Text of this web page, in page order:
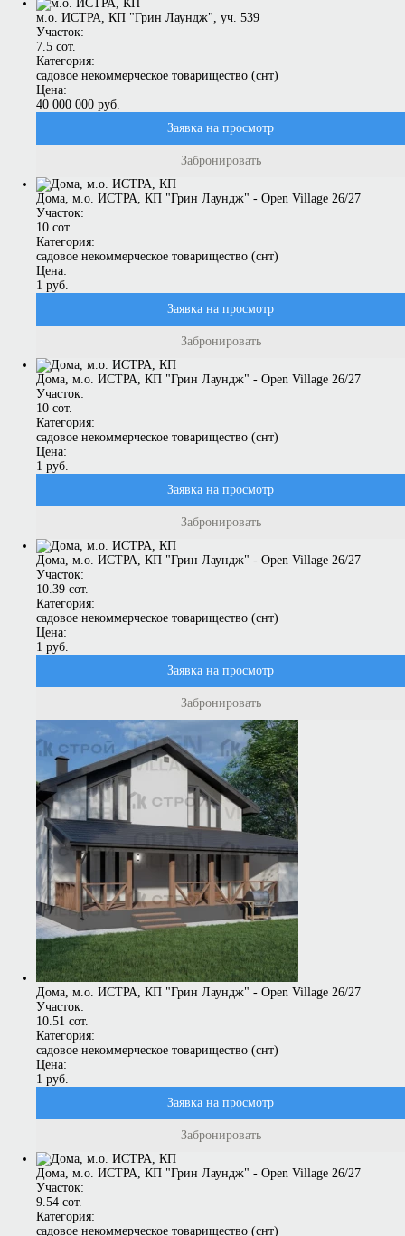
м.о. ИСТРА, КП "Грин Лаундж", уч. 539
Участок:
7.5 сот.
Категория:
садовое некоммерческое товарищество (снт)
Цена:
40 000 000 руб.
Заявка на просмотр
Забронировать
Дома, м.о. ИСТРА, КП "Грин Лаундж" - Open Village 26/27
Участок:
10 сот.
Категория:
садовое некоммерческое товарищество (снт)
Цена:
1 руб.
Заявка на просмотр
Забронировать
Дома, м.о. ИСТРА, КП "Грин Лаундж" - Open Village 26/27
Участок:
10 сот.
Категория:
садовое некоммерческое товарищество (снт)
Цена:
1 руб.
Заявка на просмотр
Забронировать
Дома, м.о. ИСТРА, КП "Грин Лаундж" - Open Village 26/27
Участок:
10.39 сот.
Категория:
садовое некоммерческое товарищество (снт)
Цена:
1 руб.
Заявка на просмотр
Забронировать
Дома, м.о. ИСТРА, КП "Грин Лаундж" - Open Village 26/27
Участок:
10.51 сот.
Категория:
садовое некоммерческое товарищество (снт)
Цена:
1 руб.
Заявка на просмотр
Забронировать
Дома, м.о. ИСТРА, КП "Грин Лаундж" - Open Village 26/27
Участок:
9.54 сот.
Категория:
садовое некоммерческое товарищество (снт)